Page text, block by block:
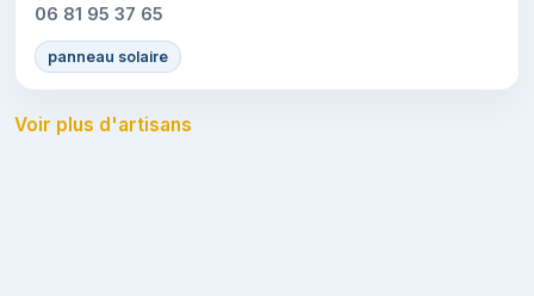
06 81 95 37 65
panneau solaire
Voir plus d'artisans